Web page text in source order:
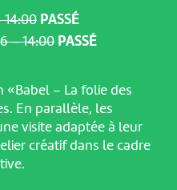
14:00 PASSÉ
– 14:00 PASSÉ
«Babel – La folie des
En parallèle, les
visite adaptée à leur
créatif dans le cadre